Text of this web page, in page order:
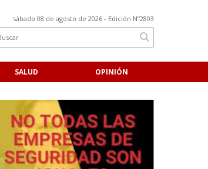
sábado 08 de agosto de 2026 - Edición Nº2803
SALUD OPINIÓN